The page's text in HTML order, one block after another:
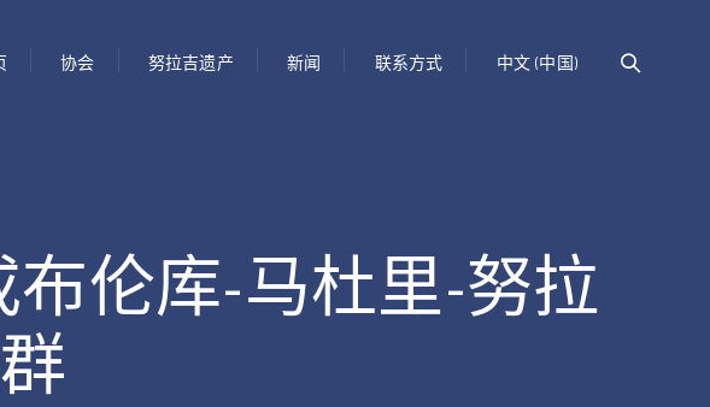
协会 努拉吉遗产 新闻 联系方式 中文 (中国)
伦库-马杜里-努拉